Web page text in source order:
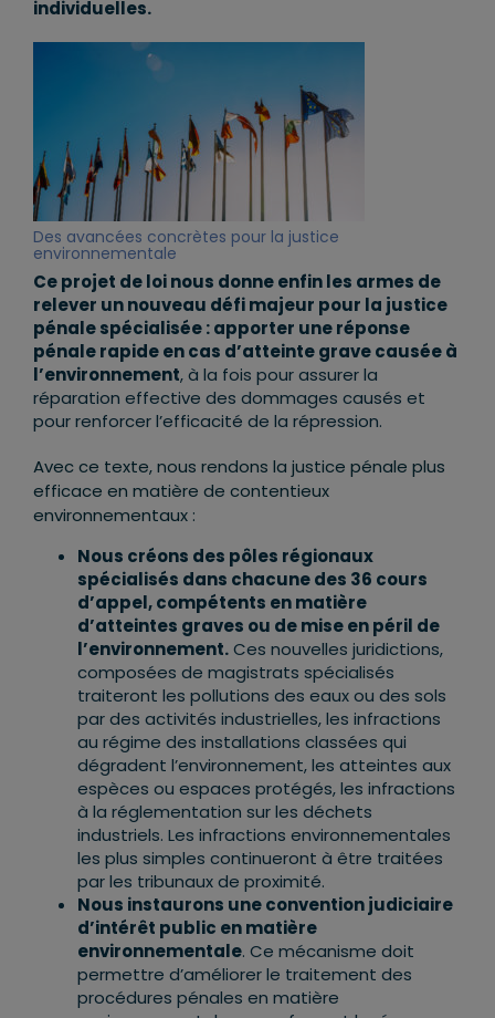
individuelles.
Des avancées concrètes pour la justice
environnementale
Ce projet de loi nous donne enfin les armes de
relever un nouveau défi majeur pour la justice
pénale spécialisée : apporter une réponse
pénale rapide en cas d’atteinte grave causée à
l’environnement, à la fois pour assurer la
réparation effective des dommages causés et
pour renforcer l’efficacité de la répression.
Avec ce texte, nous rendons la justice pénale plus
efficace en matière de contentieux
environnementaux :
Nous créons des pôles régionaux
spécialisés dans chacune des 36 cours
d’appel, compétents en matière
d’atteintes graves ou de mise en péril de
l’environnement.Ces nouvelles juridictions,
composées de magistrats spécialisés
traiteront les pollutions des eaux ou des sols
par des activités industrielles, les infractions
au régime des installations classées qui
dégradent l’environnement, les atteintes aux
espèces ou espaces protégés, les infractions
à la réglementation sur les déchets
industriels. Les infractions environnementales
les plus simples continueront à être traitées
par les tribunaux de proximité.
Nous instaurons une convention judiciaire
d’intérêt public en matière
environnementale. Ce mécanisme doit
permettre d’améliorer le traitement des
procédures pénales en matière